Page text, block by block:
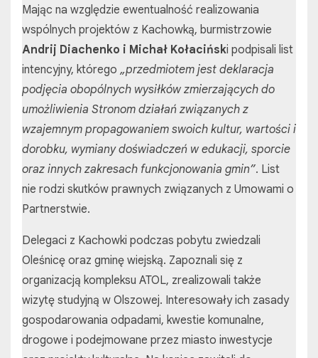
Mając na względzie ewentualność realizowania
wspólnych projektów z Kachowką, burmistrzowie
Andrij Diachenko i Michał Kołaciński podpisali list
intencyjny, którego „przedmiotem jest deklaracja
podjęcia obopólnych wysiłków zmierzających do
umożliwienia Stronom działań związanych z
wzajemnym propagowaniem swoich kultur, wartości i
dorobku, wymiany doświadczeń w edukacji, sporcie
oraz innych zakresach funkcjonowania gmin”. List
nie rodzi skutków prawnych związanych z Umowami o
Partnerstwie.
Delegaci z Kachowki podczas pobytu zwiedzali
Oleśnicę oraz gminę wiejską. Zapoznali się z
organizacją kompleksu ATOL, zrealizowali także
wizytę studyjną w Olszowej. Interesowały ich zasady
gospodarowania odpadami, kwestie komunalne,
drogowe i podejmowane przez miasto inwestycje